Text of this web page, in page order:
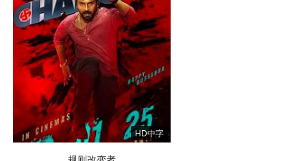
HD中字